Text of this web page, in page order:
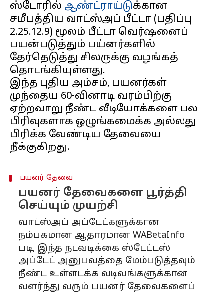
ஸ்டோரில் ஆண்ட்ராய்டுக்கான
சமீபத்திய வாட்ஸ்அப் பீட்டா (பதிப்பு
2.25.12.9) மூலம் பீட்டா வெர்ஷனைப்
பயன்படுத்தும் பய்னர்களில்
தேர்தெடுத்து சிலருக்கு வழங்கத்
தொடங்கியுள்ளது.
இந்த புதிய அம்சம், பயனர்கள்
முந்தைய 60-வினாடி வரம்பிற்கு
ஏற்றவாறு நீண்ட வீடியோக்களை பல
பிரிவுகளாக ஒழுங்கமைக்க அல்லது
பிரிக்க வேண்டிய தேவையை
பயனர் தேவை
பயனர் தேவைகளை பூர்த்தி
செய்யும் முயற்சி
வாட்ஸ்அப் அப்டேட்களுக்கான
நம்பகமான ஆதாரமான WABetaInfo
படி, இந்த நடவடிக்கை ஸ்டேட்டஸ்
அப்டேட் அனுபவத்தை மேம்படுத்தவும்
நீண்ட உள்ளடக்க வடிவங்களுக்கான
வளர்ந்து வரும் பயனர் தேவைகளைப்